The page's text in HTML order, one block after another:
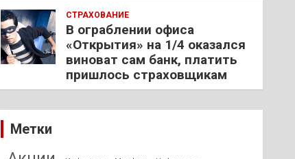
СТРАХОВАНИЕ
В ограблении офиса
«Открытия» на 1/4 оказался
виноват сам банк, платить
пришлось страховщикам
Метки